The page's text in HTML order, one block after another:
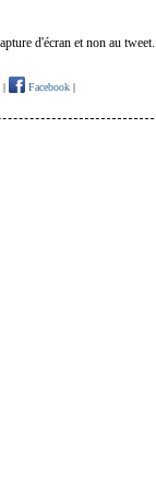
d'écran et non au tweet...
| Facebook |